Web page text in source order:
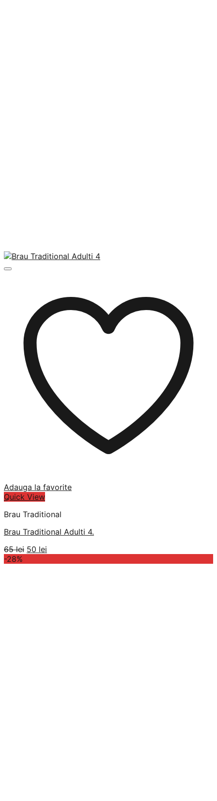
Adauga la favorite
Quick View
Brau Traditional
Brau Traditional Adulti 4.
65lei Prețul
50 lei
-28%